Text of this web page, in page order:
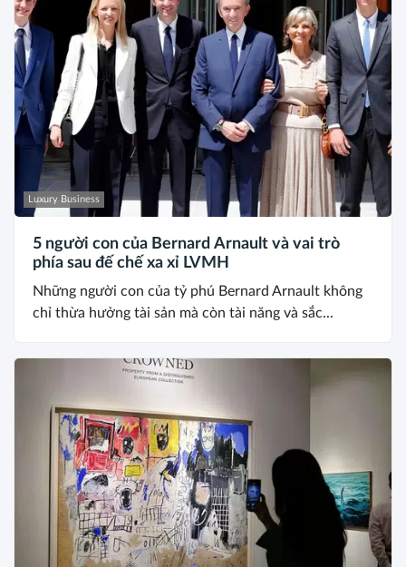
Luxury Business
5 người con của Bernard Arnault và vai trò
phía sau đế chế xa xỉ LVMH
Những người con của tỷ phú Bernard Arnault không
chỉ thừa hưởng tài sản mà còn tài năng và sắc...